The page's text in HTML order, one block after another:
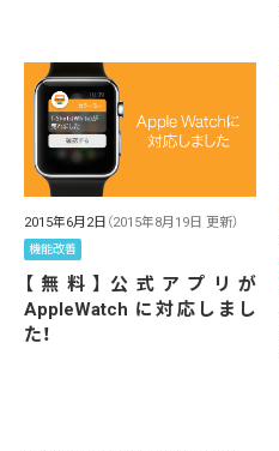
2015年6月2日 （2015年8月19日 更新）
機能改善
【無料】公式アプリが
AppleWatch に対応しまし
た！